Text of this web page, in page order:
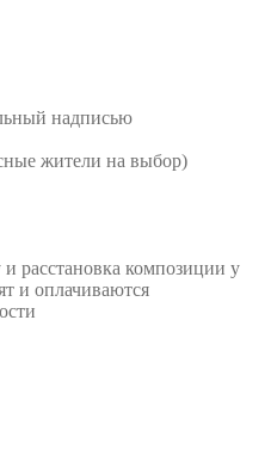
надписью
жители на выбор)
расстановка композиции у
и оплачиваются